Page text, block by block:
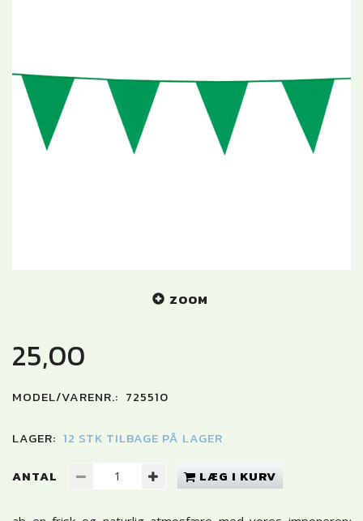
ZOOM
25,00
MODEL/VARENR.: 725510
LAGER: 12 STK TILBAGE PÅ LAGER
ANTAL LÆG I KURV